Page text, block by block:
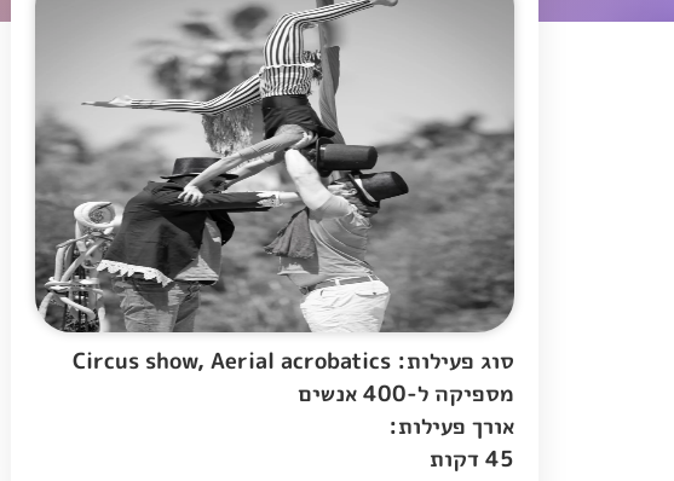
סוג פעילות: Circus show, Aerial acrobatics
מספיקה ל-400 אנשים
אורך פעילות:
45 דקות